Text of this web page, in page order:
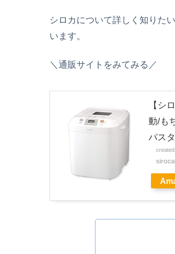
シロカについて詳しく知りた
います。
＼通販サイトをみてみる／
【シ
動/も
パス